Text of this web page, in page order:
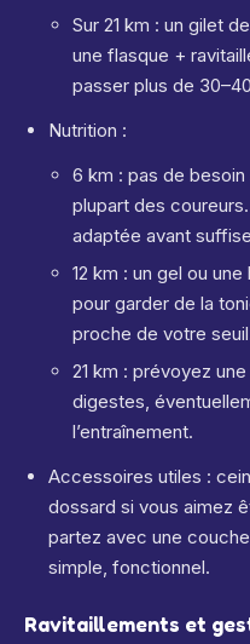
Sur 21 km : un gilet
une flasque +
passer plus de
Nutrition :
6 km : pas de
plupart des
adaptée avant
12 km : un gel ou
pour garder de la
proche de votre
21 km : prévoyez
digestes,
l’entraînement.
Accessoires utiles :
dossard si vous aimez
partez avec une
simple, fonctionnel.
Ravitaillements et